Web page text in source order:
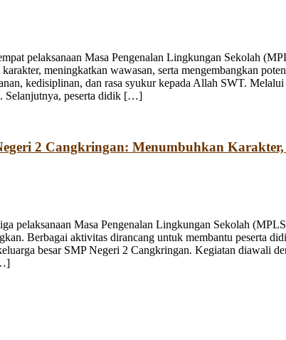
pelaksanaan Masa Pengenalan Lingkungan Sekolah
meningkatkan wawasan, serta mengembangkan
kedisiplinan, dan rasa syukur kepada Allah SWT.
Selanjutnya, peserta didik […]
2 Cangkringan: Menumbuhkan
pelaksanaan Masa Pengenalan Lingkungan Sekolah
Berbagai aktivitas dirancang untuk membantu peserta
besar SMP Negeri 2 Cangkringan. Kegiatan diawali